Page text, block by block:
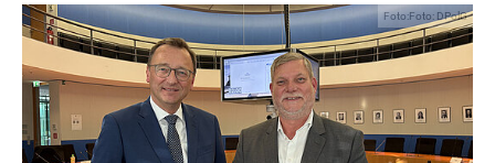
Foto:Foto: DPolG